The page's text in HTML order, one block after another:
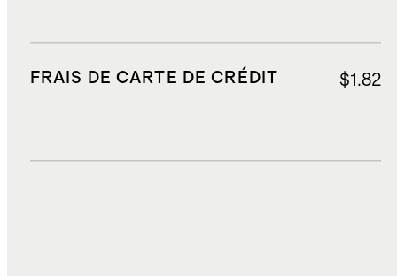
FRAIS DE CARTE DE CRÉDIT $1.82